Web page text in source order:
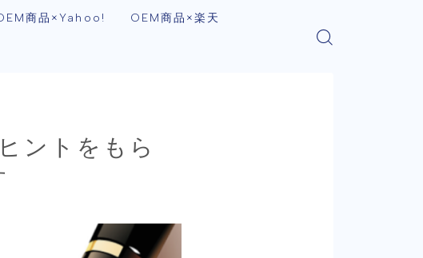
商品×Yahoo! OEM商品×楽天
ントをもら